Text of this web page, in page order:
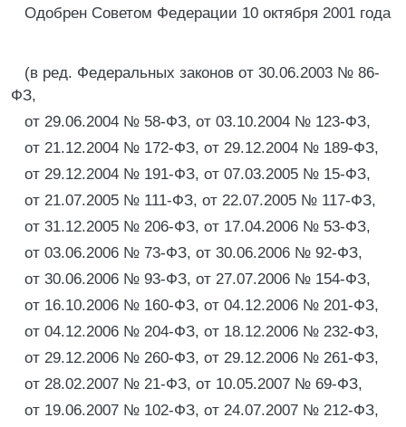
Одобрен Советом Федерации 10 октября 2001 года
(в ред. Федеральных законов от 30.06.2003 № 86-
ФЗ,
от 29.06.2004 № 58-ФЗ, от 03.10.2004 № 123-ФЗ,
от 21.12.2004 № 172-ФЗ, от 29.12.2004 № 189-ФЗ,
от 29.12.2004 № 191-ФЗ, от 07.03.2005 № 15-ФЗ,
от 21.07.2005 № 111-ФЗ, от 22.07.2005 № 117-ФЗ,
от 31.12.2005 № 206-ФЗ, от 17.04.2006 № 53-ФЗ,
от 03.06.2006 № 73-ФЗ, от 30.06.2006 № 92-ФЗ,
от 30.06.2006 № 93-ФЗ, от 27.07.2006 № 154-ФЗ,
от 16.10.2006 № 160-ФЗ, от 04.12.2006 № 201-ФЗ,
от 04.12.2006 № 204-ФЗ, от 18.12.2006 № 232-ФЗ,
от 29.12.2006 № 260-ФЗ, от 29.12.2006 № 261-ФЗ,
от 28.02.2007 № 21-ФЗ, от 10.05.2007 № 69-ФЗ,
от 19.06.2007 № 102-ФЗ, от 24.07.2007 № 212-ФЗ,